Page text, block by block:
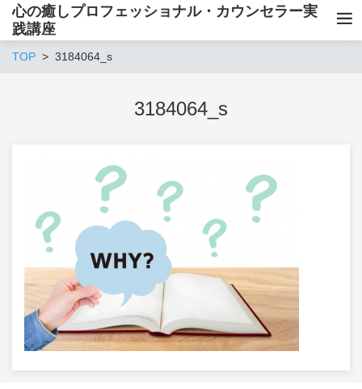
心の癒しプロフェッショナル・カウンセラー実
践講座
TOP 3184064_s
3184064_s